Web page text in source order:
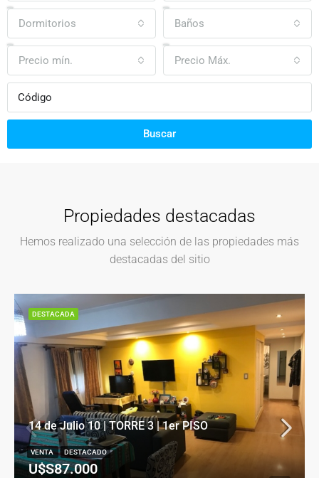
Dormitorios Baños
Precio mín. Precio Máx.
Buscar
Propiedades destacadas
Hemos realizado una selección de las propiedades más
destacadas del sitio
14 de Julio 10 | TORRE 3 | 1er PISO
U$S87.000
VENTA DESTACADO
DESTACADA